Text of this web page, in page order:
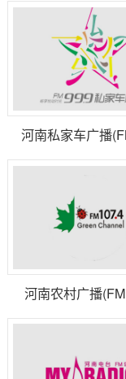
河南私家车广播
河南农村广播